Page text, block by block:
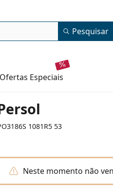
Pesquisar
ofertas especiais
1081R5 53
Neste momento não